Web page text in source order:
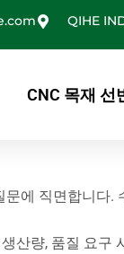
QIHE
CNC 목재 선
에 직면합니다.
산량, 품질 요구